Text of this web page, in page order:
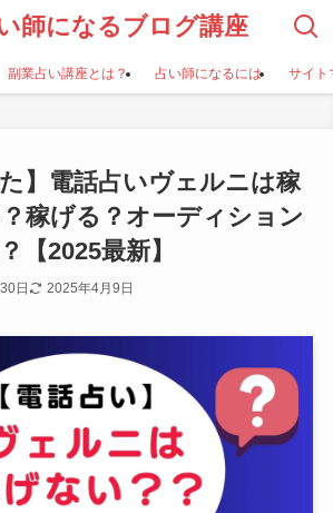
師になるブログ講座
副業占い講座とは？ 占い師になるには サイト
た】電話占いヴェルニは稼
稼げる？オーディション
【2025最新】
日 2025年4月9日